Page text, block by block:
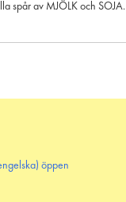
spår av MJÖLK och SOJA.
öppen